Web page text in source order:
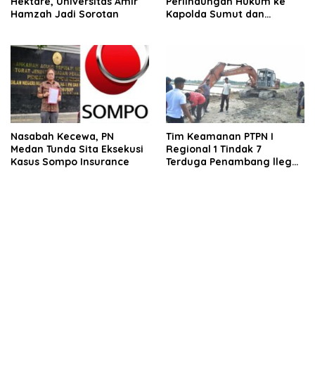
Hamzah Jadi Sorotan
Kapolda Sumut dan
Nasabah Kecewa, PN
Medan Tunda Sita Eksekusi
Kasus Sompo Insurance
Tim Keamanan PTPN I
Regional 1 Tindak 7
Terduga Penambang llegal